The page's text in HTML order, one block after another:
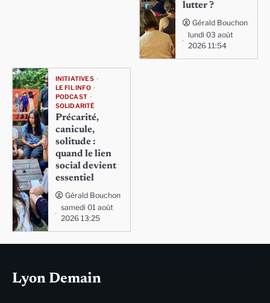
lutter ?
Gérald Bouchon
lundi 03 août
2026 11:54
INITIATIVES
LE FIL INFO
PODCAST
SOLIDARITÉ
Précarité,
canicule,
solitude :
quand le lien
social devient
essentiel
Gérald Bouchon
samedi 01 août
2026 13:25
Lyon Demain